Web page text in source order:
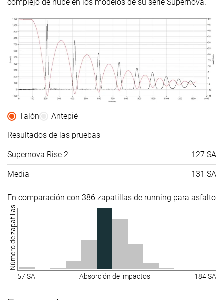
Talón
Antepié
Resultados de las pruebas
Supernova Rise 2 127 SA
Media 131 SA
En comparación con 386 zapatillas de running para asfalto
Número de zapatillas
57 SA Absorción de impactos 184 SA